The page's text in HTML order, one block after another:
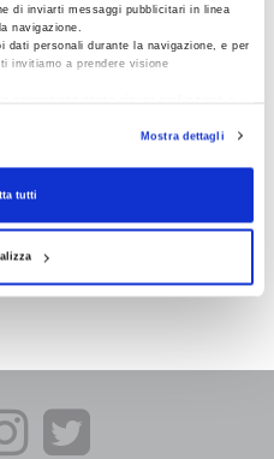
di inviarti messaggi pubblicitari in linea
navigazione.
dati personali durante la navigazione, e per
invitiamo a prendere visione
RevocaMostra dettagli
tutti